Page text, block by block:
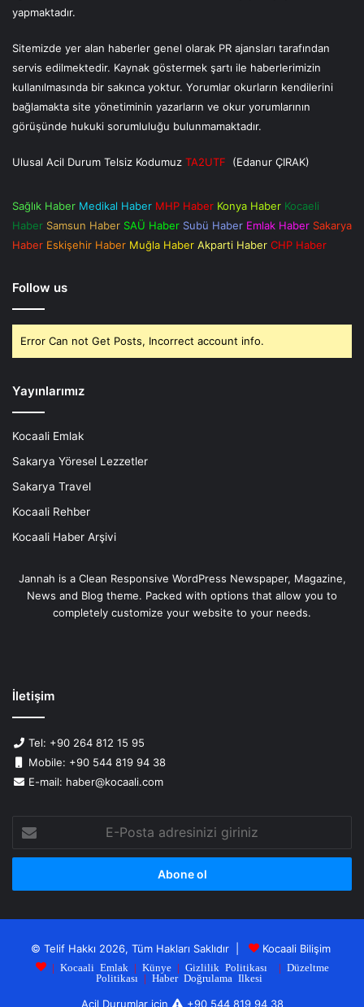
yapmaktadır.
Sitemizde yer alan haberler genel olarak PR ajansları tarafından
servis edilmektedir. Kaynak göstermek şartı ile haberlerimizin
kullanılmasında bir sakınca yoktur. Yorumlar okurların kendilerini
bağlamakta site yönetiminin yazarların ve okur yorumlarının
görüşünde hukuki sorumluluğu bulunmamaktadır.
Ulusal Acil Durum Telsiz Kodumuz TA2UTF (Edanur ÇIRAK)
Sağlık Haber Medikal Haber MHP Haber Konya Haber Kocaeli
Haber Samsun Haber SAÜ Haber Subü Haber Emlak Haber Sakarya
Haber Eskişehir Haber Muğla Haber Akparti Haber CHP Haber
Follow us
Error Can not Get Posts, Incorrect account info.
Yayınlarımız
Kocaali Emlak
Sakarya Yöresel Lezzetler
Sakarya Travel
Kocaali Rehber
Kocaali Haber Arşivi
Jannah is a Clean Responsive WordPress Newspaper, Magazine,
News and Blog theme. Packed with options that allow you to
completely customize your website to your needs.
İletişim
Tel: +90 264 812 15 95
Mobile: +90 544 819 94 38
E-mail: haber@kocaali.com
Posta
adresinizi
© Telif Hakkı 2026, Tüm Hakları Saklıdır | Kocaali Bilişim
| Kocaali Emlak | Künye| Gizlilik Politikası | Düzeltme
Politikası | Haber Doğrulama Ilkesi
Acil Durumlar için +90 544 819 94 38